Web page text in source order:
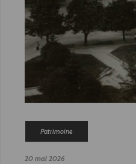
20 mai 2026
Patrimoine